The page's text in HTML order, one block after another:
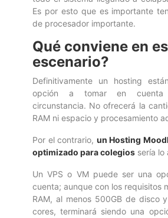
Es por esto que es importante
de procesador importante.
Qué conviene en
escenario?
Definitivamente un hosting
opción a tomar en cuenta
circunstancia. No ofrecerá la
RAM ni espacio y procesamiento
Por el contrario, un Hosting
optimizado para colegios sería lo
Un VPS o VM puede ser una
cuenta; aunque con los requisitos
RAM, al menos 500GB de disco
cores, terminará siendo una